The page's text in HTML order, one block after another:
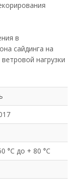
в
сайдинга на
нагрузки
°C до + 80 °C